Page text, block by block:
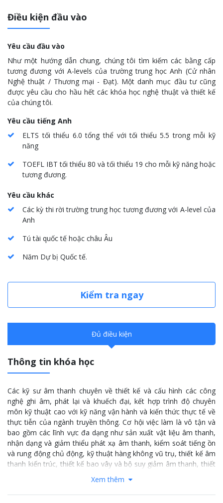
Điều kiện đầu vào
Yêu cầu đầu vào
Như một hướng dẫn chung, chúng tôi tìm kiếm các bằng cấp
tương đương với A-levels của trường trung học Anh (Cử nhân
Nghệ thuật / Thương mại - Đạt). Một danh mục đầu tư cũng
được yêu cầu cho hầu hết các khóa học nghệ thuật và thiết kế
của chúng tôi.
Yêu cầu tiếng Anh
ELTS tối thiểu 6.0 tổng thể với tối thiểu 5.5 trong mỗi kỹ
năng
TOEFL IBT tối thiểu 80 và tối thiểu 19 cho mỗi kỹ năng hoặc
tương đương.
Yêu cầu khác
Các kỳ thi rời trường trung học tương đương với A-level của
Anh
Tú tài quốc tế hoặc châu Âu
Năm Dự bị Quốc tế.
Kiểm tra ngay
Đủ điều kiện
Thông tin khóa học
Các kỹ sư âm thanh chuyên về thiết kế và cấu hình các công
nghệ ghi âm, phát lại và khuếch đại, kết hợp trình độ chuyên
môn kỹ thuật cao với kỹ năng vận hành và kiến thức thực tế về
thực tiễn của ngành truyền thông. Cơ hội việc làm là vô tận và
bao gồm các lĩnh vực đa dạng như sản xuất vật liệu âm thanh,
nhận dạng và giảm thiểu phát xạ âm thanh, kiểm soát tiếng ồn
và rung động chủ động, kỹ thuật hàng không vũ trụ, thiết kế âm
thanh kiến trúc, thiết kế bao vây và bộ suy giảm âm thanh, thiết
dạng giọng nói, thiết kế điện thoại di động, kiểm soát tiếng ồn
của xe và cách ly rung động.
Xem thêm